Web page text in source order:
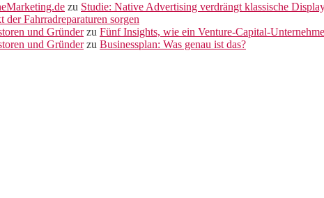
zu Studie: Native Advertising verdrängt klassische
Fahrradreparaturen sorgen
und Gründerzu Fünf Insights, wie ein Venture-Capital-
und Gründerzu Businessplan: Was genau ist das?